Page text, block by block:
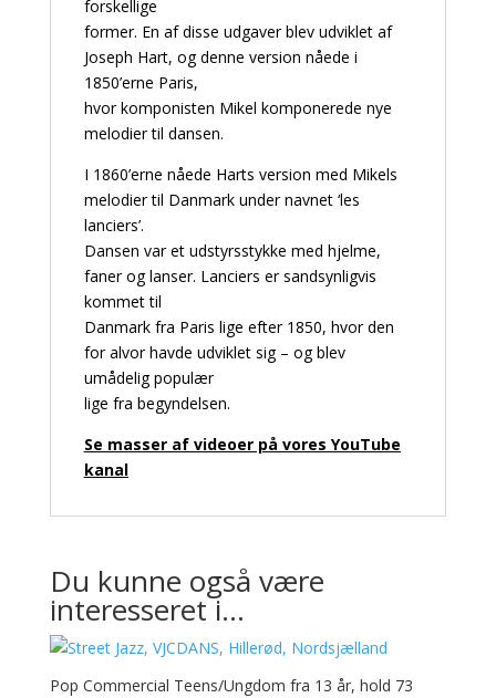
forskellige
former. En af disse udgaver blev udviklet af
Joseph Hart, og denne version nåede i
1850’erne Paris,
hvor komponisten Mikel komponerede nye
melodier til dansen.
I 1860’erne nåede Harts version med Mikels
melodier til Danmark under navnet ‘les
lanciers’.
Dansen var et udstyrsstykke med hjelme,
faner og lanser. Lanciers er sandsynligvis
kommet til
Danmark fra Paris lige efter 1850, hvor den
for alvor havde udviklet sig – og blev
umådelig populær
lige fra begyndelsen.
Se masser af videoer på vores YouTube
kanal
Du kunne også være
interesseret i…
Pop Commercial Teens/Ungdom fra 13 år, hold 73